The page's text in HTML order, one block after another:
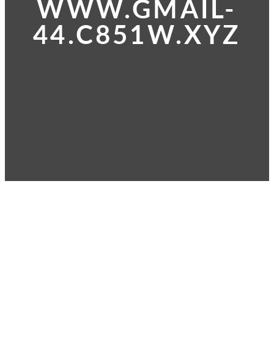
WWW.GMAIL-
44.C851W.XYZ